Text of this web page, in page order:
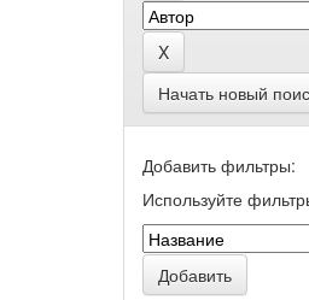
Начать новый
Добавить фильтры:
Используйте